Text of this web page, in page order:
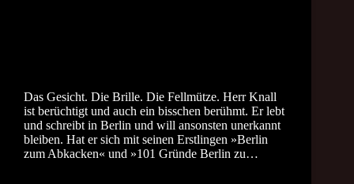
Das Gesicht. Die Brille. Die Fellmütze. Herr Knall
ist berüchtigt und auch ein bisschen berühmt. Er lebt
und schreibt in Berlin und will ansonsten unerkannt
bleiben. Hat er sich mit seinen Erstlingen »Berlin
zum Abkacken« und »101 Gründe Berlin zu…